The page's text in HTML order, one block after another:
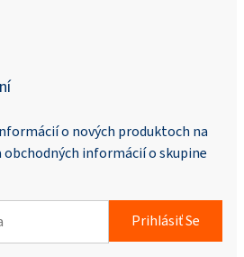
o nových produktoch na
informácií o skupine
Prihlásiť Se